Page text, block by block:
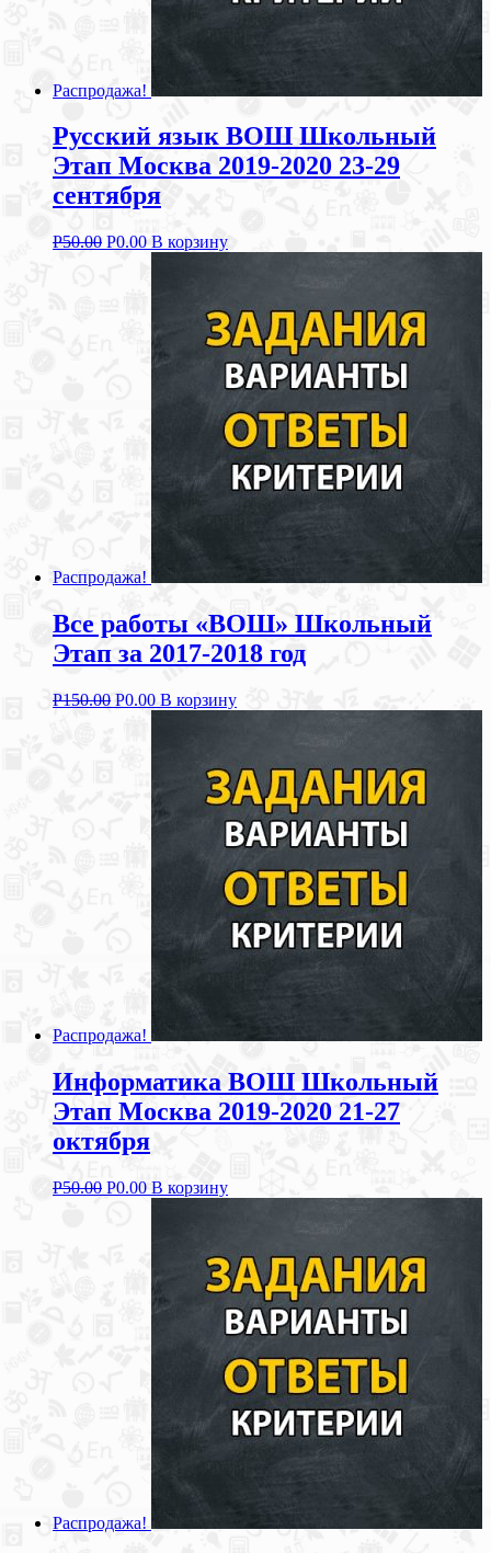
Распродажа!
Русский язык ВОШ Школьный
Этап Москва 2019-2020 23-29
сентября
Р50.00 Р0.00 В корзину
Распродажа!
Все работы «ВОШ» Школьный
Этап за 2017-2018 год
Р150.00 Р0.00 В корзину
Распродажа!
Информатика ВОШ Школьный
Этап Москва 2019-2020 21-27
октября
Р50.00 Р0.00 В корзину
Распродажа!